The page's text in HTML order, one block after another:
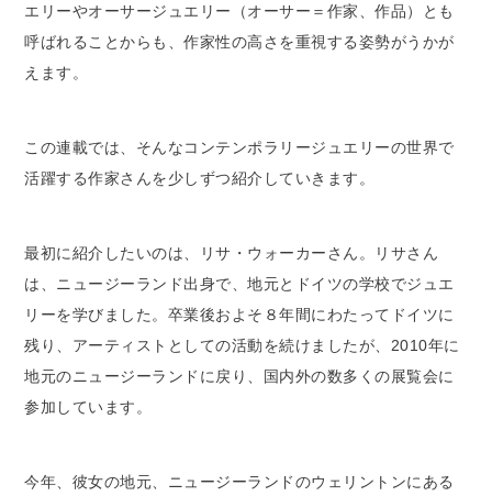
エリーやオーサージュエリー（オーサー＝作家、作品）とも
呼ばれることからも、作家性の高さを重視する姿勢がうかが
えます。
この連載では、そんなコンテンポラリージュエリーの世界で
活躍する作家さんを少しずつ紹介していきます。
最初に紹介したいのは、リサ・ウォーカーさん。リサさん
は、ニュージーランド出身で、地元とドイツの学校でジュエ
リーを学びました。卒業後およそ８年間にわたってドイツに
残り、アーティストとしての活動を続けましたが、2010年に
地元のニュージーランドに戻り、国内外の数多くの展覧会に
参加しています。
今年、彼女の地元、ニュージーランドのウェリントンにある